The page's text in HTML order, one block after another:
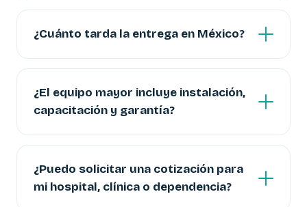
¿Cuánto tarda la entrega en México?
¿El equipo mayor incluye instalación,
capacitación y garantía?
¿Puedo solicitar una cotización para
mi hospital, clínica o dependencia?